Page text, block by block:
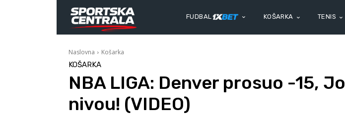
FUDBAL KOŠARKA TENIS
Naslovna Košarka
KOŠARKA
NBA LIGA: Denver prosuo -15,
nivou! (VIDEO)